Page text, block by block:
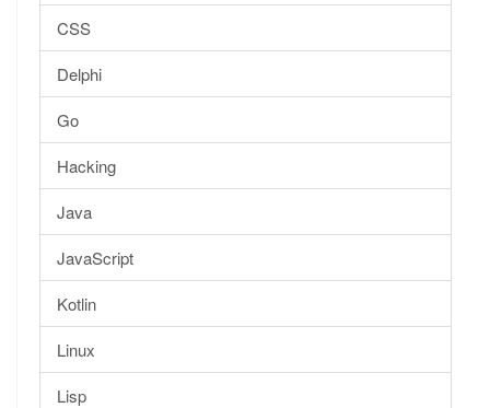
CSS
Delphi
Go
Hacking
Java
JavaScript
Kotlin
Linux
Lisp